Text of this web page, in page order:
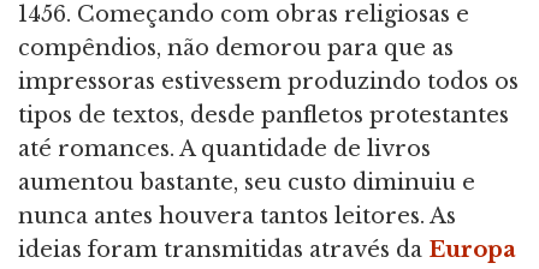
1456. Começando com obras religiosas e
compêndios, não demorou para que as
impressoras estivessem produzindo todos os
tipos de textos, desde panfletos protestantes
até romances. A quantidade de livros
aumentou bastante, seu custo diminuiu e
nunca antes houvera tantos leitores. As
ideias foram transmitidas através da Europa